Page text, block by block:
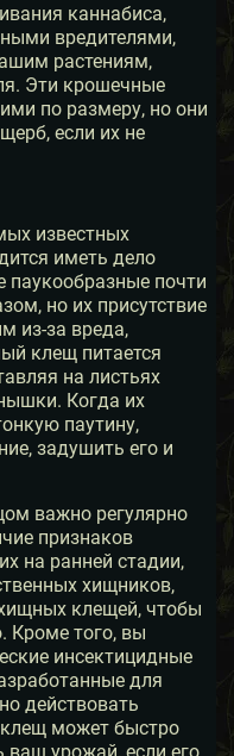
каннабиса,
вредителями,
растениям,
Эти крошечные
по размеру, но они
если их не
известных
иметь дело
почти
но их присутствие
из-за вреда,
клещ питается
на листьях
Когда их
паутину,
задушить его и
важно регулярно
признаков
на ранней стадии,
хищников,
клещей, чтобы
Кроме того, вы
инсектицидные
для
действовать
может быстро